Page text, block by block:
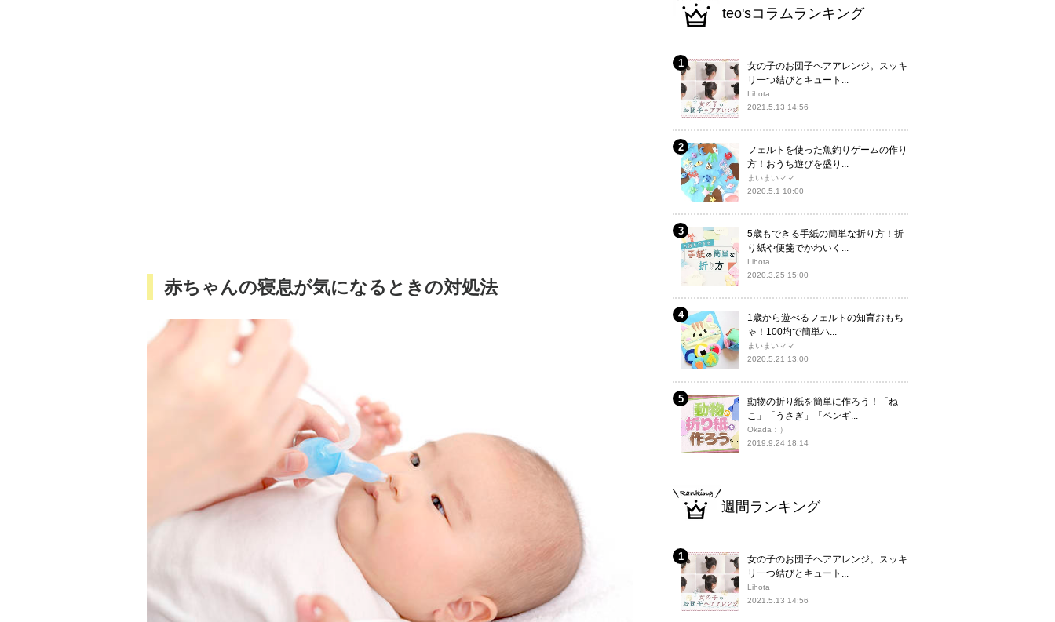
赤ちゃんの寝息が気になるときの対処法
teo'sコラムランキング
女の子のお団子ヘアアレンジ。スッキ
リ一つ結びとキュート...
Lihota
2021.5.13 14:56
フェルトを使った魚釣りゲームの作り
方！おうち遊びを盛り...
まいまいママ
2020.5.1 10:00
5歳もできる手紙の簡単な折り方！折
り紙や便箋でかわいく...
Lihota
2020.3.25 15:00
1歳から遊べるフェルトの知育おもち
ゃ！100均で簡単ハ...
まいまいママ
2020.5.21 13:00
動物の折り紙を簡単に作ろう！「ね
こ」「うさぎ」「ペンギ...
Okada：）
2019.9.24 18:14
週間ランキング
女の子のお団子ヘアアレンジ。スッキ
リ一つ結びとキュート...
Lihota
2021.5.13 14:56